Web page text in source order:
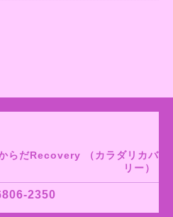
らだRecovery （カラダリカバ
リー）
2350